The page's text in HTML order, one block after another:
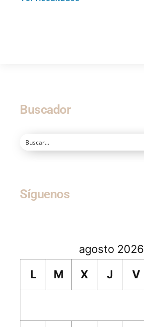
Buscador
Síguenos
agosto 2026
L
M X J V